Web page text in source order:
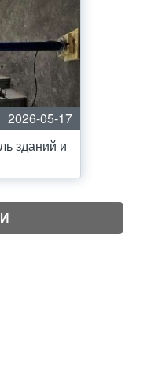
2026-05-17
зданий и